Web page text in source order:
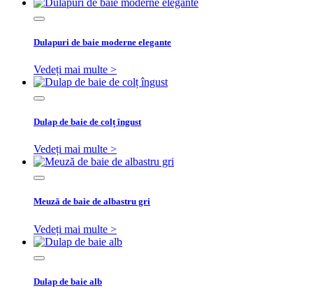
Dulapuri de baie moderne elegante
Vedeți mai multe >
Dulap de baie de colț îngust
Vedeți mai multe >
Meuză de baie de albastru gri
Vedeți mai multe >
Dulap de baie alb